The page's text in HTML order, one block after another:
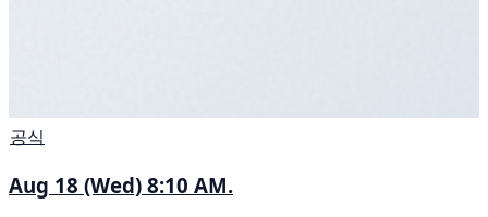
공식
Aug 18 (Wed) 8:10 AM.